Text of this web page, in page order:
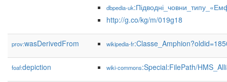
dbpedia-uk
http://g.co/kg/m/019g18
prov:wasDerivedFrom wikipedia-fr
foaf:depiction wiki-commons:Special:FilePath/